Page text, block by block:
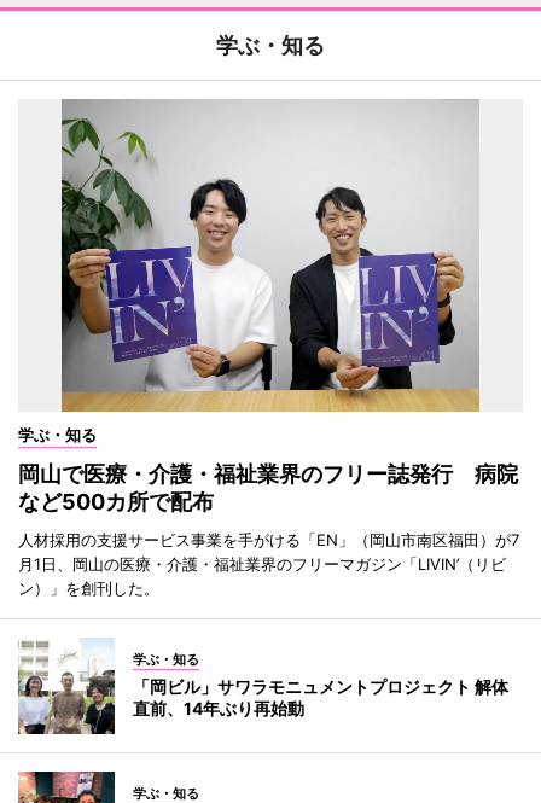
学ぶ・知る
学ぶ・知る
岡山で医療・介護・福祉業界のフリー誌発行 病院
など500カ所で配布
人材採用の支援サービス事業を手がける「EN」（岡山市南区福田）が7
月1日、岡山の医療・介護・福祉業界のフリーマガジン「LIVIN’（リビ
ン）」を創刊した。
学ぶ・知る
「岡ビル」サワラモニュメントプロジェクト 解体
直前、14年ぶり再始動
学ぶ・知る